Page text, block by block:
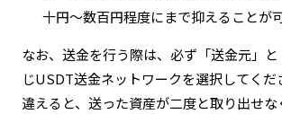
十円〜数百円程度にまで抑えることが
なお、送金を行う際は、必ず「送金元」
じUSDT送金ネットワークを選択してくだ
違えると、送った資産が二度と取り出せ